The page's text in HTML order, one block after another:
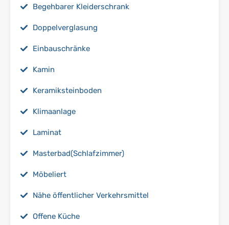
Begehbarer Kleiderschrank
Doppelverglasung
Einbauschränke
Kamin
Keramiksteinboden
Klimaanlage
Laminat
Masterbad(Schlafzimmer)
Möbeliert
Nähe öffentlicher Verkehrsmittel
Offene Küche